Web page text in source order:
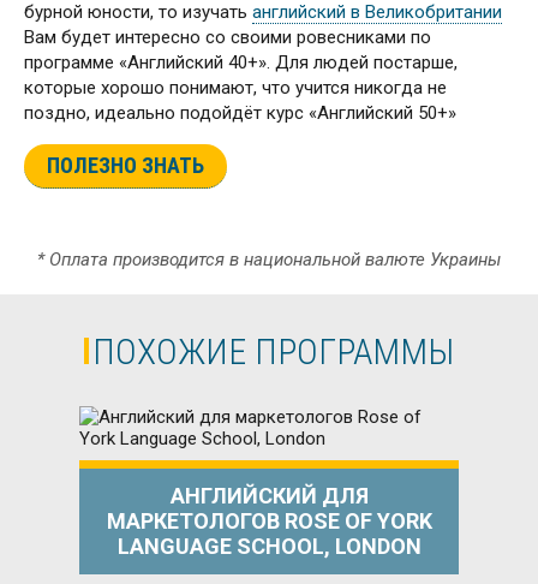
бурной юности, то изучать английский в Великобритании
Вам будет интересно со своими ровесниками по
программе «Английский 40+». Для людей постарше,
которые хорошо понимают, что учится никогда не
поздно, идеально подойдёт курс «Английский 50+»
ПОЛЕЗНО ЗНАТЬ
* Оплата производится в национальной валюте Украины
ПОХОЖИЕ ПРОГРАММЫ
АНГЛИЙСКИЙ ДЛЯ
МАРКЕТОЛОГОВ ROSE OF YORK
LANGUAGE SCHOOL, LONDON